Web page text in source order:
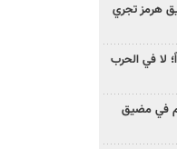
هرمز تجري
لا في الحرب
في مضيق